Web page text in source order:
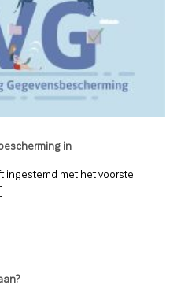
in
ingestemd met het voorstel